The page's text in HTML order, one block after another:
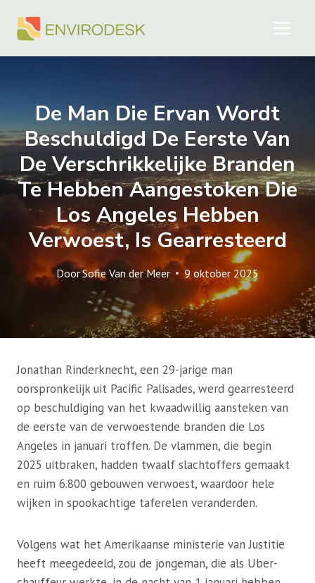
naar
De Man Die Ervan Wordt
Beschuldigd De Eerste Van
De Verschrikkelijke Branden
Te Hebben Aangestoken Die
Los Angeles Hebben
Verwoest, Is Gearresteerd
DoorSofie Van der Meer 9 oktober 2025
Jonathan Rinderknecht, een 29-jarige man
oorspronkelijk uit Pacific Palisades, werd gearresteerd
op beschuldiging van het kwaadwillig aansteken van
de eerste van de verwoestende branden die Los
Angeles in januari troffen. De vlammen, die begin
2025 uitbraken, hadden twaalf slachtoffers gemaakt
en ruim 6.800 gebouwen verwoest, waardoor hele
wijken in spookachtige taferelen veranderden.
Volgens wat het Amerikaanse ministerie van Justitie
heeft meegedeeld, zou de jongeman, die als Uber-